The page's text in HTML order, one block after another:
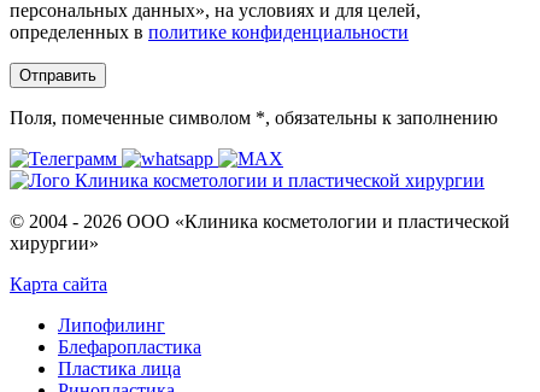
персональных данных», на условиях и для целей,
определенных в политике конфиденциальности
Поля, помеченные символом *, обязательны к заполнению
© 2004 - 2026 ООО «Клиника косметологии и пластической
хирургии»
Карта сайта
Липофилинг
Блефаропластика
Пластика лица